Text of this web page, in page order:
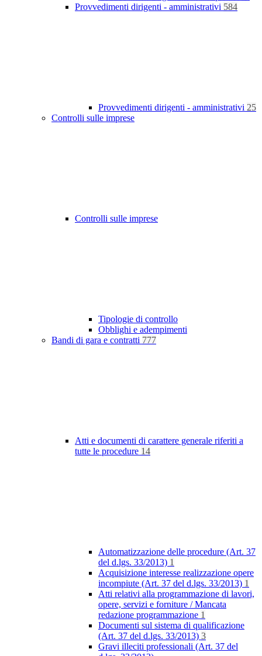
Provvedimenti dirigenti - amministrativi 584
Provvedimenti dirigenti - amministrativi 25
Controlli sulle imprese
Controlli sulle imprese
Tipologie di controllo
Obblighi e adempimenti
Bandi di gara e contratti 777
Atti e documenti di carattere generale riferiti a
tutte le procedure 14
Automatizzazione delle procedure (Art. 37
del d.lgs. 33/2013) 1
Acquisizione interesse realizzazione opere
incompiute (Art. 37 del d.lgs. 33/2013) 1
Atti relativi alla programmazione di lavori,
opere, servizi e forniture / Mancata
redazione programmazione 1
Documenti sul sistema di qualificazione
(Art. 37 del d.lgs. 33/2013) 3
Gravi illeciti professionali (Art. 37 del